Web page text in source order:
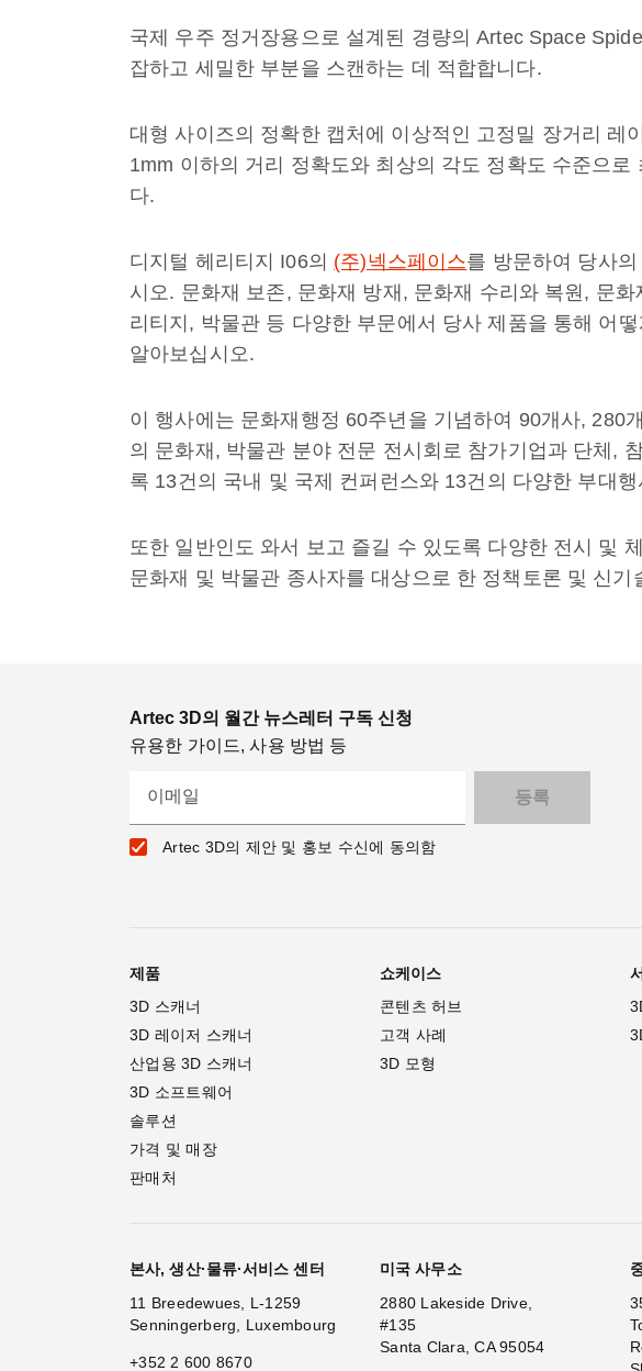
국제 우주 정거장용으로 설계된 경량의 Artec Space
잡하고 세밀한 부분을 스캔하는 데 적합합니다.
대형 사이즈의 정확한 캡처에 이상적인 고정밀 장거리 레
1mm 이하의 거리 정확도와 최상의 각도 정확도 수준으로
다.
디지털 헤리티지 I06의 (주)넥스페이스를 방문하여 당사
시오. 문화재 보존, 문화재 방재, 문화재 수리와 복원, 문화
리티지, 박물관 등 다양한 부문에서 당사 제품을 통해 어
알아보십시오.
이 행사에는 문화재행정 60주년을 기념하여 90개사, 280
의 문화재, 박물관 분야 전문 전시회로 참가기업과 단체,
록 13건의 국내 및 국제 컨퍼런스와 13건의 다양한 부대
또한 일반인도 와서 보고 즐길 수 있도록 다양한 전시 및
문화재 및 박물관 종사자를 대상으로 한 정책토론 및 신
Artec 3D의 월간 뉴스레터 구독 신청
유용한 가이드, 사용 방법 등
이메일
Artec 3D의 제안 및 홍보 수신에 동의함
제품
3D 스캐너
3D 레이저 스캐너
산업용 3D 스캐너
3D 소프트웨어
솔루션
가격 및 매장
판매처
쇼케이스
콘텐츠 허브
고객 사례
3D 모형
본사, 생산·물류·서비스 센터
11 Breedewues, L-1259
Senningerberg, Luxembourg
+352 2 600 8670
미국 사무소
2880 Lakeside Drive,
#135
Santa Clara, CA 95054